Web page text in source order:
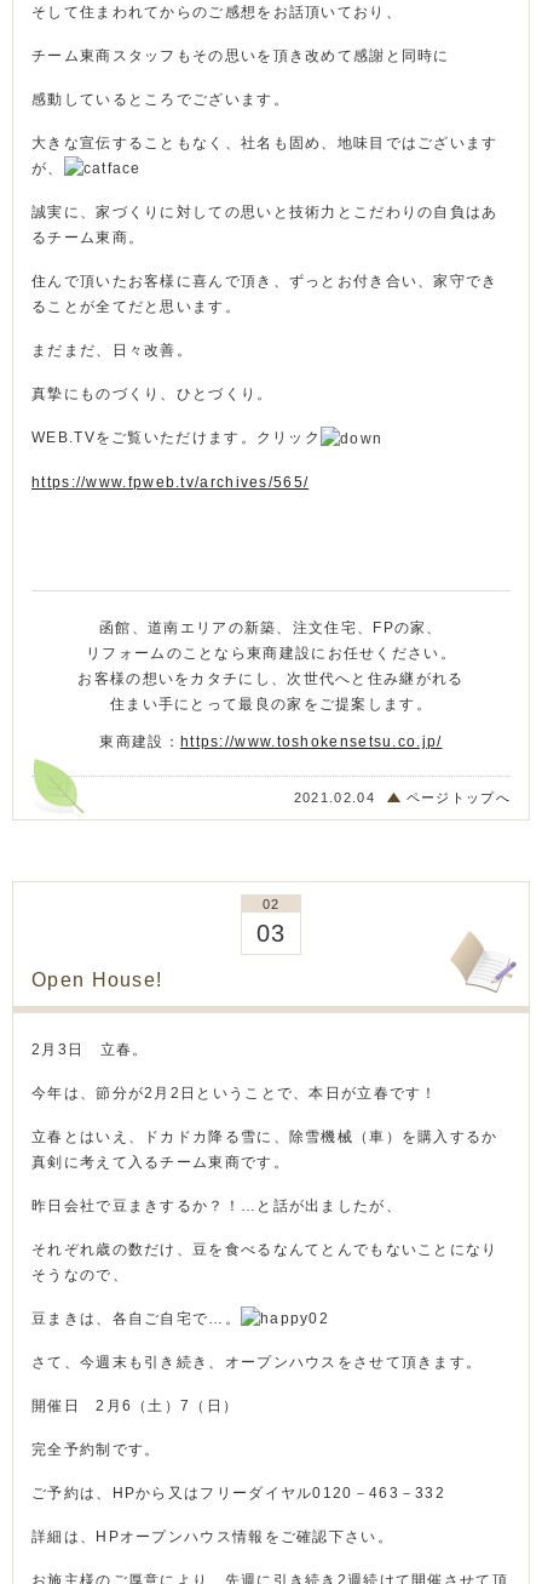
そして住まわれてからのご感想をお話頂いており、
チーム東商スタッフもその思いを頂き改めて感謝と同時に
感動しているところでございます。
大きな宣伝することもなく、社名も固め、地味目ではございます
が、
誠実に、家づくりに対しての思いと技術力とこだわりの自負はあ
るチーム東商。
住んで頂いたお客様に喜んで頂き、ずっとお付き合い、家守でき
ることが全てだと思います。
まだまだ、日々改善。
真摯にものづくり、ひとづくり。
WEB.TVをご覧いただけます。クリック
https://www.fpweb.tv/archives/565/
函館、道南エリアの新築、注文住宅、FPの家、
リフォームのことなら東商建設にお任せください。
お客様の想いをカタチにし、次世代へと住み継がれる
住まい手にとって最良の家をご提案します。
東商建設： https://www.toshokensetsu.co.jp/
2021.02.04 ページトップへ
02
03
Open House!
2月3日 立春。
今年は、節分が2月2日ということで、本日が立春です！
立春とはいえ、ドカドカ降る雪に、除雪機械（車）を購入するか
真剣に考えて入るチーム東商です。
昨日会社で豆まきするか？！…と話が出ましたが、
それぞれ歳の数だけ、豆を食べるなんてとんでもないことになり
そうなので、
豆まきは、各自ご自宅で…。
さて、今週末も引き続き、オープンハウスをさせて頂きます。
開催日 2月6（土）7（日）
完全予約制です。
ご予約は、HPから又はフリーダイヤル0120－463－332
詳細は、HPオープンハウス情報をご確認下さい。
お施主様のご厚意により、先週に引き続き2週続けて開催させて頂